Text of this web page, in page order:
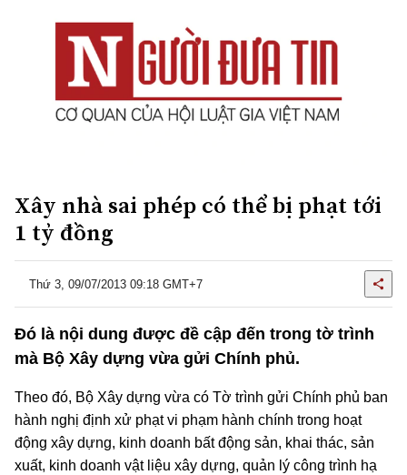
Xây nhà sai phép có thể bị phạt tới
1 tỷ đồng
Thứ 3, 09/07/2013 09:18 GMT+7
Đó là nội dung được đề cập đến trong tờ trình
mà Bộ Xây dựng vừa gửi Chính phủ.
Theo đó, Bộ Xây dựng vừa có Tờ trình gửi Chính phủ ban
hành nghị định xử phạt vi phạm hành chính trong hoạt
động xây dựng, kinh doanh bất động sản, khai thác, sản
xuất, kinh doanh vật liệu xây dựng, quản lý công trình hạ